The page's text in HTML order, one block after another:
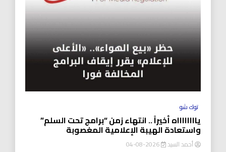
توك شو
يااااااااه أخيراً .. انتهاء زمن “برامج تحت السلم”
واستعادة الهيبة الإعلامية المغصوبة
أحمد السيد 2026-08-04